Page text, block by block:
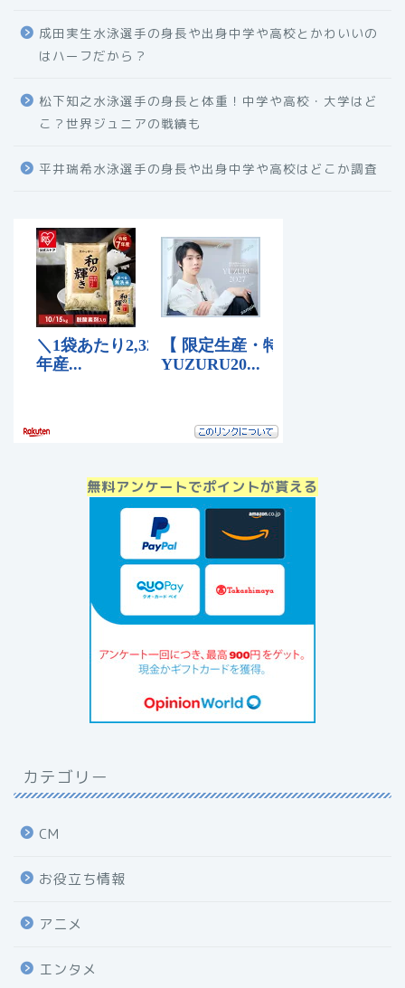
成田実生水泳選手の身長や出身中学や高校とかわいいの
はハーフだから？
松下知之水泳選手の身長と体重！中学や高校・大学はど
こ？世界ジュニアの戦績も
平井瑞希水泳選手の身長や出身中学や高校はどこか調査
無料アンケートでポイントが貰える
カテゴリー
CM
お役立ち情報
アニメ
エンタメ